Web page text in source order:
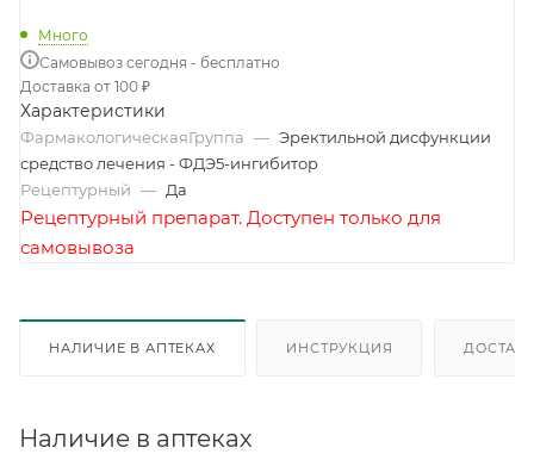
Много
Самовывоз сегодня - бесплатно
Доставка от 100 ₽
Характеристики
ФармакологическаяГруппа — Эректильной дисфункции
средство лечения - ФДЭ5-ингибитор
Рецептурный — Да
Рецептурный препарат. Доступен только для
самовывоза
НАЛИЧИЕ В АПТЕКАХ ИНСТРУКЦИЯ
Наличие в аптеках